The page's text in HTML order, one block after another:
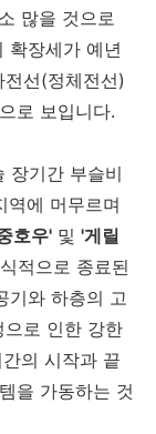
많을 것으로
확장세가 예년
선(정체전선)
로 보입니다.
장기간 부슬비
역에 머무르며
호우' 및 '게릴
적으로 종료된
기와 하층의 고
로 인한 강한
의 시작과 끝
을 가동하는 것